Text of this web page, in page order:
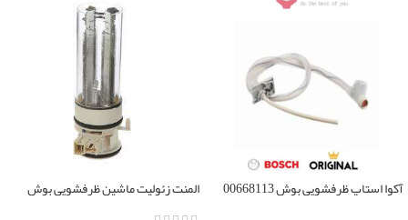
آکوا استاپ ظرفشویی بوش 00668113
المنت زئولیت ماشین ظرفشویی بوش
00658791